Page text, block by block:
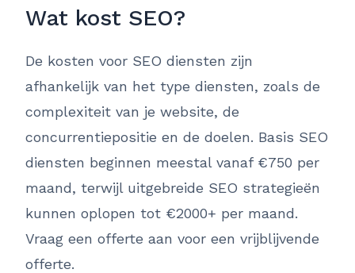
Wat kost SEO?
De kosten voor SEO diensten zijn
afhankelijk van het type diensten, zoals de
complexiteit van je website, de
concurrentiepositie en de doelen. Basis SEO
diensten beginnen meestal vanaf €750 per
maand, terwijl uitgebreide SEO strategieën
kunnen oplopen tot €2000+ per maand.
Vraag een offerte aan voor een vrijblijvende
offerte.